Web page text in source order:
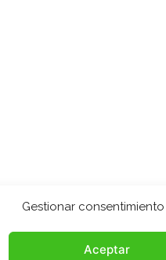
Gestionar consentimiento
Aceptar